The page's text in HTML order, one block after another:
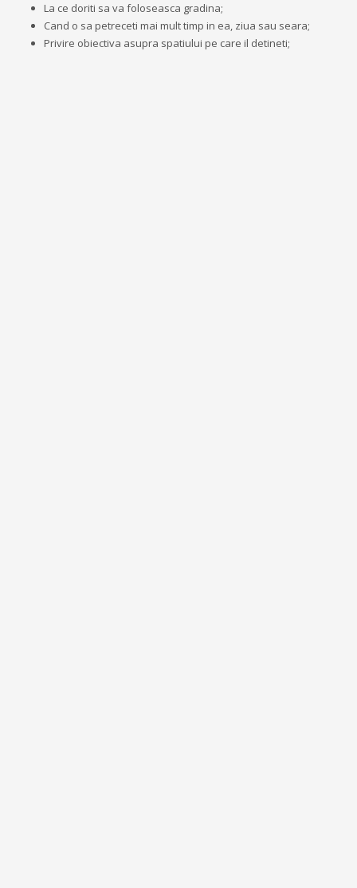
La ce doriti sa va foloseasca gradina;
Cand o sa petreceti mai mult timp in ea, ziua sau seara;
Privire obiectiva asupra spatiului pe care il detineti;